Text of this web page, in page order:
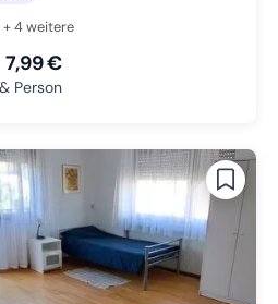
+ 4 weitere
7,99 €
Person